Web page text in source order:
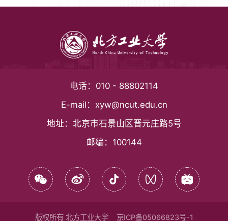
电话： 010 - 88802114
E-mail： xyw@ncut.edu.cn
地址： 北京市石景山区晋元庄路5号
邮编： 100144
版权所有 北方工业大学 京ICP备05066823号-1